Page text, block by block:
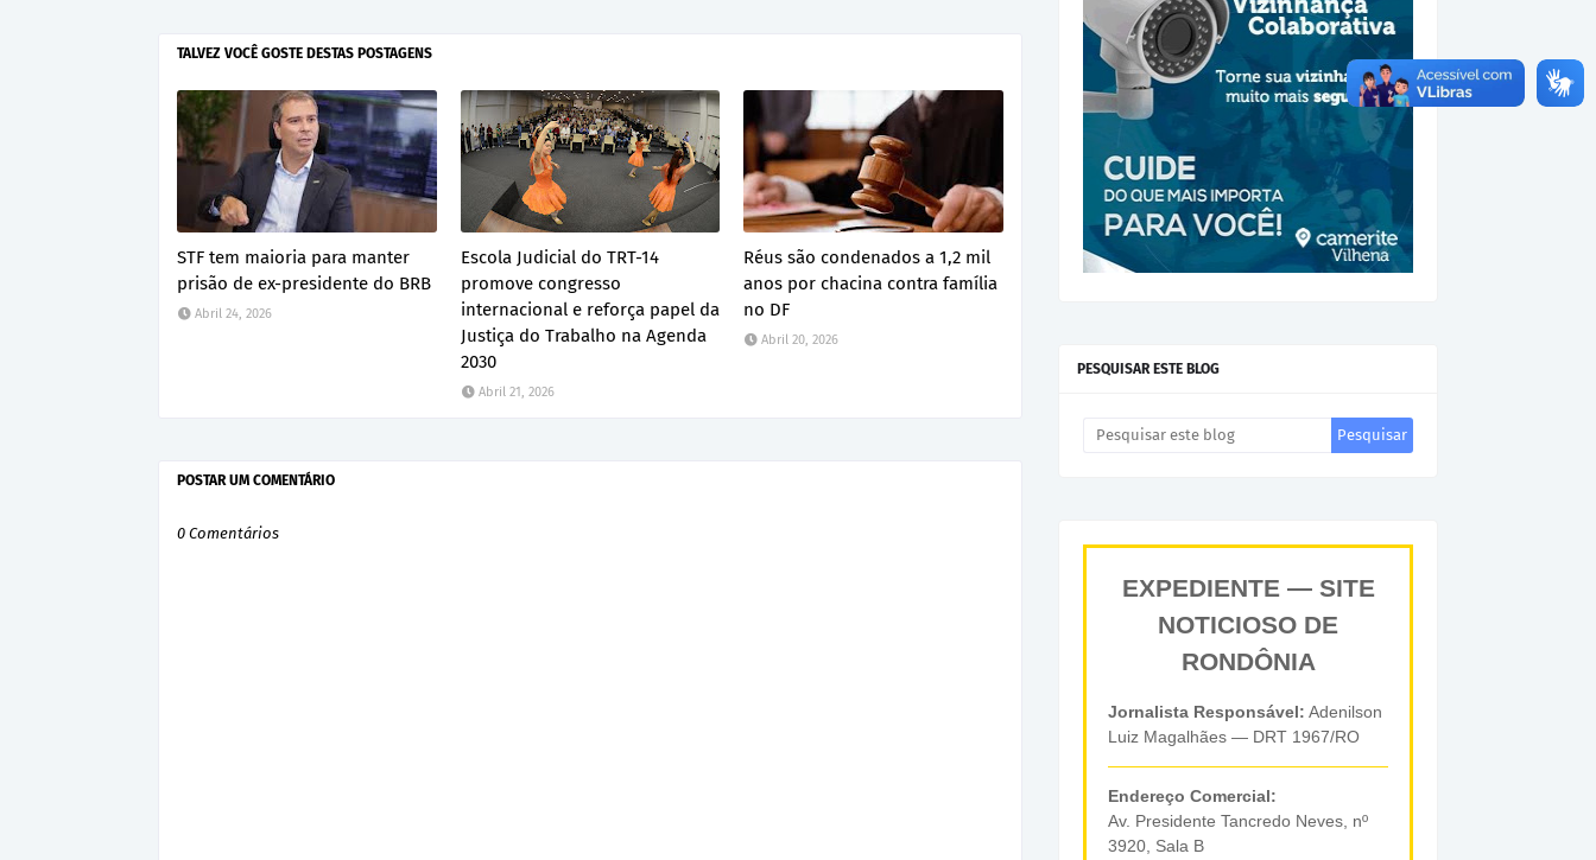
TALVEZ VOCÊ GOSTE DESTAS POSTAGENS
STF tem maioria para manter
prisão de ex-presidente do BRB
Abril 24, 2026
Escola Judicial do TRT-14
promove congresso
internacional e reforça papel da
Justiça do Trabalho na Agenda
2030
Abril 21, 2026
Réus são condenados a 1,2 mil
anos por chacina contra família
no DF
Abril 20, 2026
POSTAR UM COMENTÁRIO
0 Comentários
PESQUISAR ESTE BLOG
EXPEDIENTE — SITE
NOTICIOSO DE
RONDÔNIA
Jornalista Responsável: Adenilson
Luiz Magalhães — DRT 1967/RO
Endereço Comercial:
Av. Presidente Tancredo Neves, nº
3920, Sala B